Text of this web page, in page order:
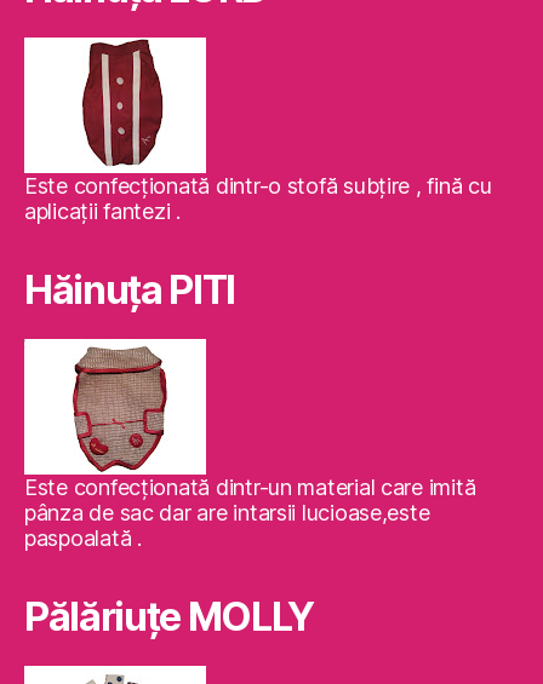
Este confecţionată dintr-o stofă subţire , fină cu
aplicaţii fantezi .
Hăinuţa PITI
Este confecţionată dintr-un material care imită
pânza de sac dar are intarsii lucioase,este
paspoalată .
Pălăriuţe MOLLY